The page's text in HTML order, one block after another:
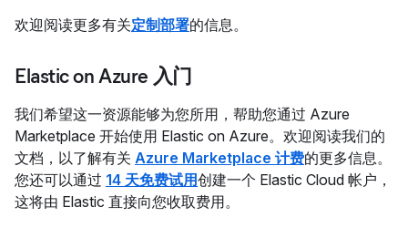
欢迎阅读更多有关定制部署的信息。
Elastic on Azure 入门
我们希望这一资源能够为您所用，帮助您通过 Azure
Marketplace 开始使用 Elastic on Azure。欢迎阅读我们的
文档，以了解有关 Azure Marketplace 计费的更多信息。
您还可以通过 14 天免费试用创建一个 Elastic Cloud 帐户，
这将由 Elastic 直接向您收取费用。